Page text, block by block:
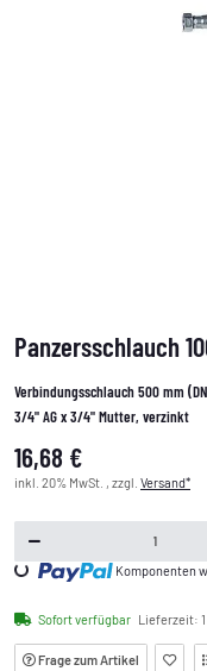
Panzersschlauch
Verbindungsschlauch 500 mm
3/4" AG x 3/4" Mutter, verzinkt
16,68 €
inkl. 20% MwSt. , zzgl. Versand*
Loading... Komponenten
Sofort verfügbar Lieferzeit:
Frage zum Artikel